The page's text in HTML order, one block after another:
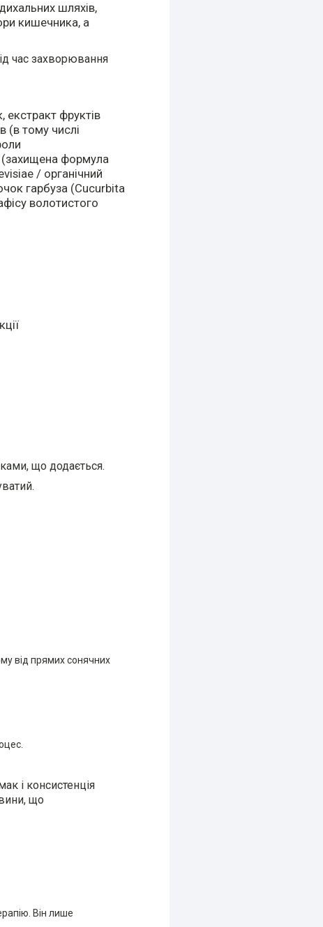
шляхів,
кишечника, а
час захворювання
екстракт фруктів
(в тому числі
(захищена формула
/ органічний
гарбуза (Cucurbita
волотистого
що додається.
від прямих сонячних
і консистенція
що
Він лише